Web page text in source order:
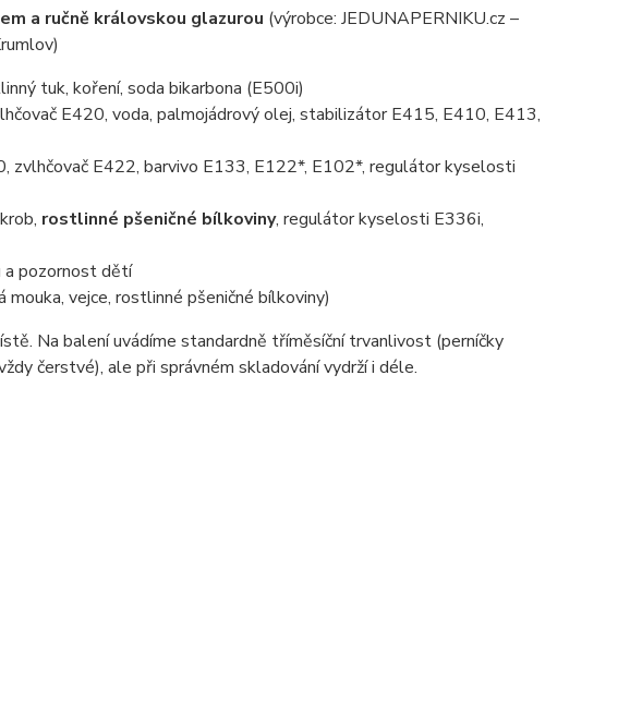
a ručně královskou glazurou (výrobce: JEDUNAPERNIKU.cz –
tuk, koření, soda bikarbona (E500i)
E420, voda, palmojádrový olej, stabilizátor E415, E410, E413,
zvlhčovač E422, barvivo E133, E122*, E102*, regulátor kyselosti
rostlinné pšeničné bílkoviny, regulátor kyselosti E336i,
a pozornost dětí
vejce, rostlinné pšeničné bílkoviny)
Na balení uvádíme standardně tříměsíční trvanlivost (perníčky
čerstvé), ale při správném skladování vydrží i déle.